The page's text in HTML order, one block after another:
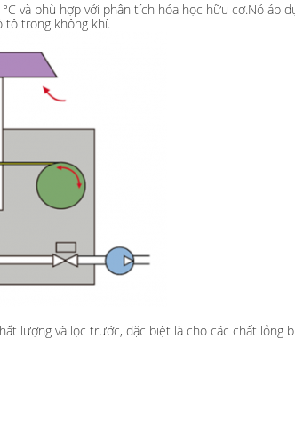
và phù hợp với phân tích hóa học hữu cơ.Nó áp
tô trong không khí.
lượng và lọc trước, đặc biệt là cho các chất lỏng